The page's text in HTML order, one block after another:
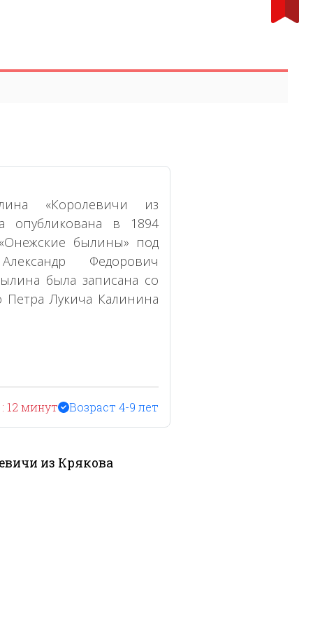
«Королевичи из
опубликована в 1894
былины» под
Федорович
была записана со
Петра Лукича Калинина
12 минут Возраст 4-9 лет
из Крякова